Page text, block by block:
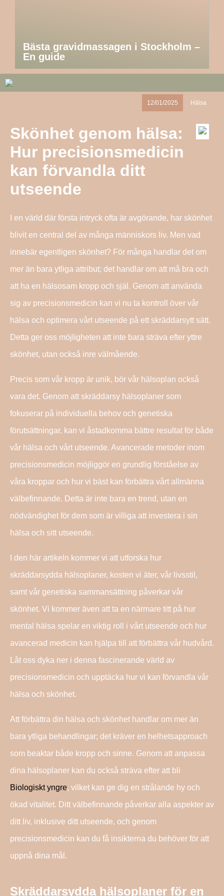
Bästa gravidmassagen i Stockholm –
En guide
12/01/2025 Hälsa
Skönhet genom hälsa:
Hur precisionsmedicin
kan förvandla ditt
utseende
I en värld där första intryck ofta är avgörande, har skönhet
blivit en central del av många människors liv. Men vad
innebär egentligen skönhet? För många handlar det om
mer än bara ytliga attribut; det handlar om att må bra och
att ha en hälsosam kropp och själ. Genom att använda
sig av precisionsmedicin kan vi nu ta kontroll över vår
hälsa och optimera vårt utseende på ett skräddarsytt sätt.
Detta ger oss möjligheten att inte bara sträva efter yttre
skönhet, utan också inre välmående.
Precis som vår kropp är unik, bör vår hälsoplan också
vara det. Genom att skräddarsy hälsoplaner som
fokuserar på individuella behov och genetiska
förutsättningar, kan vi åstadkomma bättre resultat för både
vår hälsa och vårt utseende. Avancerade metoder inom
precisionsmedicin möjliggör en grundlig förståelse av
våra kroppar och hur vi bäst kan förbättra vårt allmänna
välbefinnande. Detta är inte bara en trend, utan en
nödvändighet för dem som är villiga att investera i sin
hälsa och sitt utseende.
I den här artikeln kommer vi att utforska hur
skräddarsydda hälsoplaner, kosten vi äter, vår livsstil,
samt vår genetiska sammansättning påverkar vår
skönhet. Vi kommer även att ta en närmare titt på hur
mental hälsa spelar en viktig roll i vårt utseende och hur
avancerad medicin kan hjälpa till att förbättra vår hudvård.
Låt oss dyka ner i denna fascinerande värld av
precisionsmedicin och upptäcka hur vi kan förvandla vår
hälsa och skönhet.
Att förbättra din hälsa och skönhet handlar om mer än
bara ytliga behandlingar; det kräver en helhetsapproach
som beaktar både kropp och sinne. Genom att anpassa
dina hälsoplaner kan du också sträva efter att bli
Biologiskt yngre, vilket kan ge dig en strålande hy och
ökad vitalitet. Ditt välbefinnande påverkar alla aspekter av
ditt liv, inklusive ditt utseende, och genom
precisionsmedicin kan du få insikterna du behöver för att
uppnå dina mål.
Skräddarsydda hälsoplaner för en